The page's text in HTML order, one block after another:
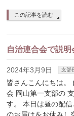
この記事を読む
自治連合会で説明
2024年3月9日 支部
皆さんこんにちは。
会 岡山第一支部の
す。 本日は昼の配